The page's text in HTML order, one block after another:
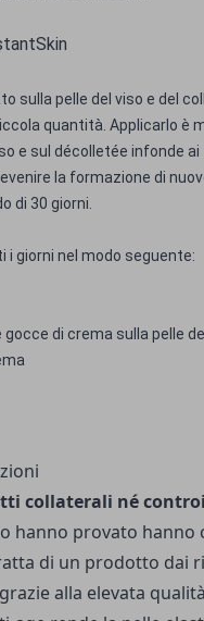
sulla pelle del viso e del
quantità. Applicarlo è
e sul décolletée infonde
la formazione di
di 30 giorni.
giorni nel modo seguente:
di crema sulla pelle
collaterali né
hanno provato hanno
di un prodotto dai
alla elevata